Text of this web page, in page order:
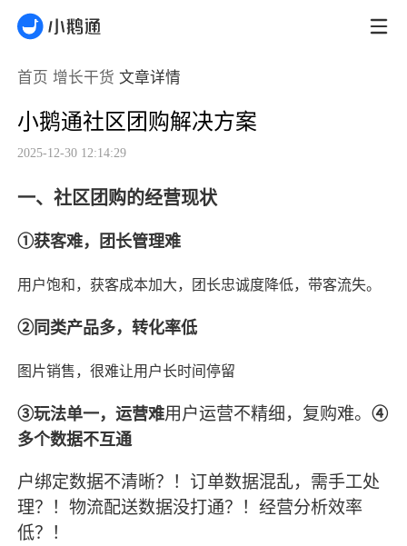
首页 增长干货 文章详情
小鹅通社区团购解决方案
2025-12-30 12:14:29
一、社区团购的经营现状
①获客难，团长管理难
用户饱和，获客成本加大，团长忠诚度降低，带客流失。
②同类产品多，转化率低
图片销售，很难让用户长时间停留
③玩法单一，运营难用户运营不精细，复购难。④
多个数据不互通
户绑定数据不清晰？！订单数据混乱，需手工处
理？！物流配送数据没打通？！经营分析效率
低？！